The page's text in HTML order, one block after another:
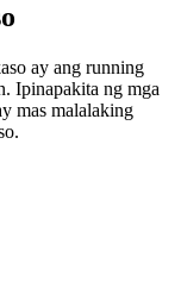
ay ang running
Ipinapakita ng mga
mas malalaking